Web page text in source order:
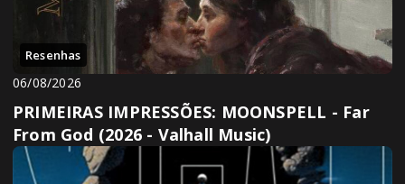
Resenhas
06/08/2026
PRIMEIRAS IMPRESSÕES: MOONSPELL - Far
From God (2026 - Valhall Music)